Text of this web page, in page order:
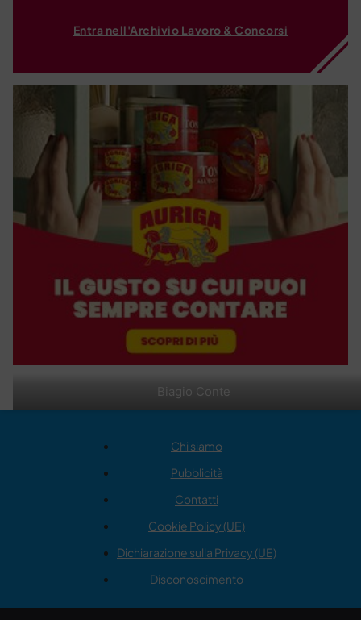
Biagio Conte
Entra nell'Archivio Lavoro & Concorsi
Chi siamo
Pubblicità
Contatti
Cookie Policy (UE)
Dichiarazione sulla Privacy (UE)
Disconoscimento